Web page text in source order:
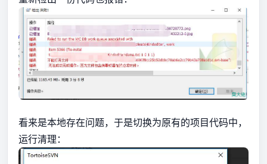
看来是本地存在问题，于是切换为原有的项目代码中，
运行清理：